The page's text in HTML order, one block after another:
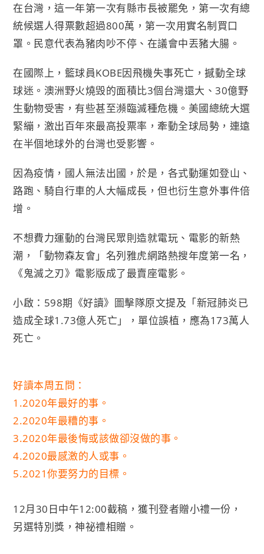
在台灣，這一年第一次有縣市長被罷免，第一次有總
統候選人得票數超過800萬，第一次用實名制買口
罩。民意代表為豬肉吵不停、在議會中丟豬大腸。
在國際上，籃球員KOBE因飛機失事死亡，撼動全球
球迷。澳洲野火燒毁的面積比3個台灣還大、30億野
生動物受害，有些甚至瀕臨滅種危機。美國總統大選
緊繃，激出百年來最高投票率，牽動全球局勢，連遠
在半個地球外的台灣也受影響。
因為疫情，國人無法出國，於是，各式動運如登山、
路跑、騎自行車的人大幅成長，但也衍生意外事件倍
增。
不想費力運動的台灣民眾則造就電玩、電影的新熱
潮，「動物森友會」名列雅虎網路熱搜年度第一名，
《鬼滅之刃》電影版成了最賣座電影。
小啟：598期《好讀》圖擊隊原文提及「新冠肺炎已
造成全球1.73億人死亡」，單位誤植，應為173萬人
死亡。
好讀本周五問：
1.2020年最好的事。
2.2020年最糟的事。
3.2020年最後悔或該做卻沒做的事。
4.2020最感激的人或事。
5.2021你要努力的目標。
12月30日中午12:00截稿，獲刊登者贈小禮一份，
另選特別獎，神祕禮相贈。